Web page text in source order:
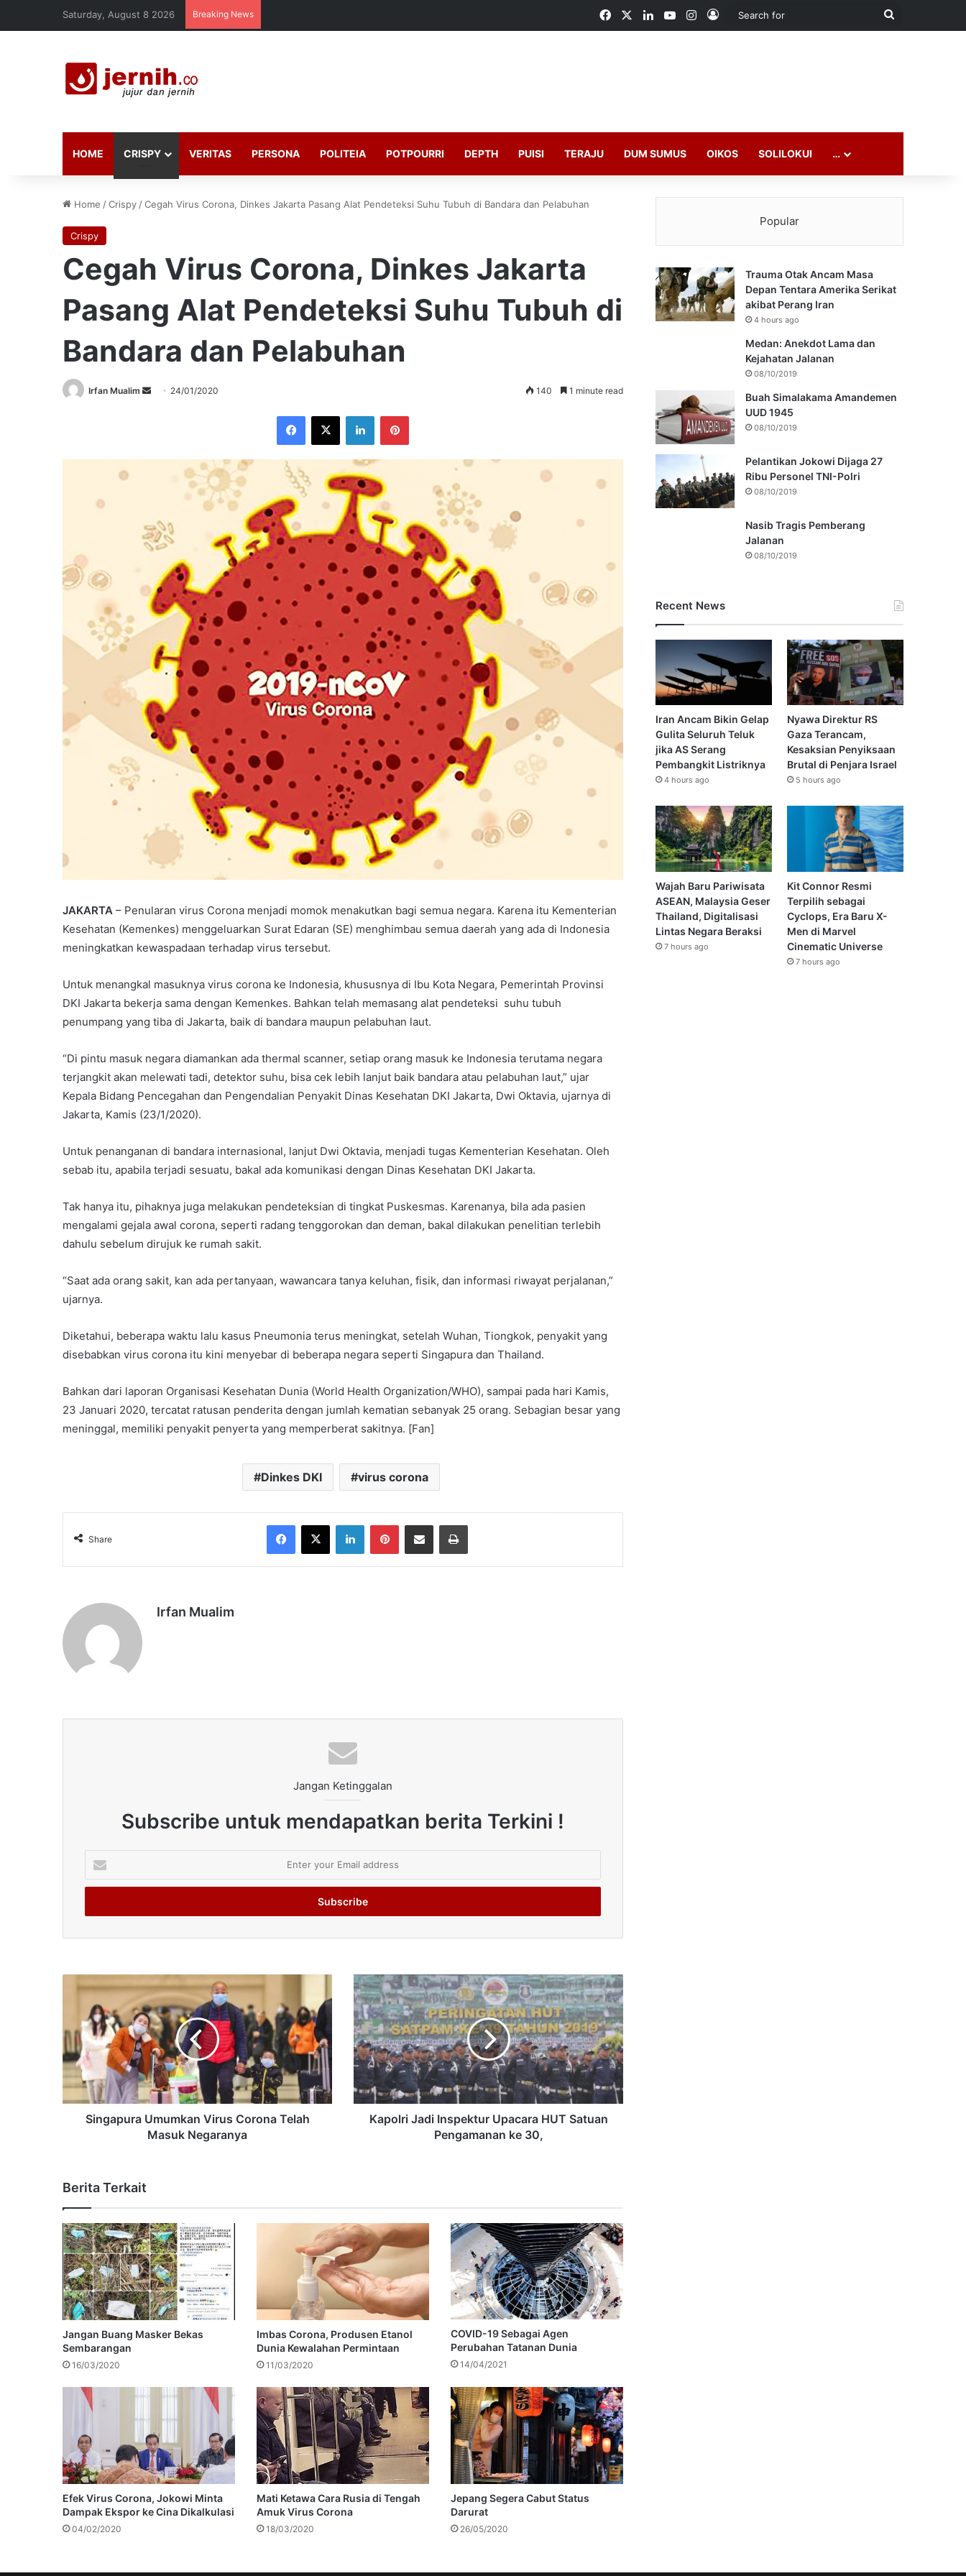
Saturday, August 8 2026 Breaking News FacebookLinkedInYouTubeInstagram
Log In
Search
HOME CRISPY VERITAS PERSONA POLITEIA POTPOURRI DEPTH PUISI TERAJU DUM SUMUS OIKOS SOLILOKUI …
Home /Crispy /Cegah Virus Corona, Dinkes Jakarta Pasang Alat Pendeteksi Suhu Tubuh di Bandara dan Pelabuhan
Crispy
Cegah Virus Corona, Dinkes Jakarta
Pasang Alat Pendeteksi Suhu Tubuh di
Bandara dan Pelabuhan
Irfan Mualim
Send 24/01/2020 140 1 minute read
Facebook
X LinkedInPinterest
JAKARTA – Penularan virus Corona menjadi momok menakutkan bagi semua negara. Karena itu Kementerian
Kesehatan (Kemenkes) menggeluarkan Surat Edaran (SE) menghimbau semua daerah yang ada di Indonesia
meningkatkan kewaspadaan terhadap virus tersebut.
Untuk menangkal masuknya virus corona ke Indonesia, khususnya di Ibu Kota Negara, Pemerintah Provinsi
DKI Jakarta bekerja sama dengan Kemenkes. Bahkan telah memasang alat pendeteksi suhu tubuh
penumpang yang tiba di Jakarta, baik di bandara maupun pelabuhan laut.
“Di pintu masuk negara diamankan ada thermal scanner, setiap orang masuk ke Indonesia terutama negara
terjangkit akan melewati tadi, detektor suhu, bisa cek lebih lanjut baik bandara atau pelabuhan laut,” ujar
Kepala Bidang Pencegahan dan Pengendalian Penyakit Dinas Kesehatan DKI Jakarta, Dwi Oktavia, ujarnya di
Jakarta, Kamis (23/1/2020).
Untuk penanganan di bandara internasional, lanjut Dwi Oktavia, menjadi tugas Kementerian Kesehatan. Oleh
sebab itu, apabila terjadi sesuatu, bakal ada komunikasi dengan Dinas Kesehatan DKI Jakarta.
Tak hanya itu, pihaknya juga melakukan pendeteksian di tingkat Puskesmas. Karenanya, bila ada pasien
mengalami gejala awal corona, seperti radang tenggorokan dan deman, bakal dilakukan penelitian terlebih
dahulu sebelum dirujuk ke rumah sakit.
“Saat ada orang sakit, kan ada pertanyaan, wawancara tanya keluhan, fisik, dan informasi riwayat perjalanan,”
ujarnya.
Diketahui, beberapa waktu lalu kasus Pneumonia terus meningkat, setelah Wuhan, Tiongkok, penyakit yang
disebabkan virus corona itu kini menyebar di beberapa negara seperti Singapura dan Thailand.
Bahkan dari laporan Organisasi Kesehatan Dunia (World Health Organization/WHO), sampai pada hari Kamis,
23 Januari 2020, tercatat ratusan penderita dengan jumlah kematian sebanyak 25 orang. Sebagian besar yang
meninggal, memiliki penyakit penyerta yang memperberat sakitnya. [Fan]
Dinkes DKI virus corona
Share
Facebook
X LinkedInPinterestShare via Email Print
Irfan Mualim
Jangan Ketinggalan
Subscribe untuk mendapatkan berita Terkini !
your
Email
Singapura Umumkan Virus Corona Telah
Masuk Negaranya
Kapolri Jadi Inspektur Upacara HUT Satuan
Pengamanan ke 30,
Berita Terkait
Jangan Buang Masker Bekas
Sembarangan
16/03/2020
Imbas Corona, Produsen Etanol
Dunia Kewalahan Permintaan
11/03/2020
COVID-19 Sebagai Agen
Perubahan Tatanan Dunia
14/04/2021
Efek Virus Corona, Jokowi Minta
Dampak Ekspor ke Cina Dikalkulasi
04/02/2020
Mati Ketawa Cara Rusia di Tengah
Amuk Virus Corona
18/03/2020
Jepang Segera Cabut Status
Darurat
26/05/2020
Popular
Trauma Otak Ancam Masa
Depan Tentara Amerika Serikat
akibat Perang Iran
4 hours ago
Medan: Anekdot Lama dan
Kejahatan Jalanan
08/10/2019
Buah Simalakama Amandemen
UUD 1945
08/10/2019
Pelantikan Jokowi Dijaga 27
Ribu Personel TNI-Polri
08/10/2019
Nasib Tragis Pemberang
Jalanan
08/10/2019
Recent News
Iran Ancam Bikin Gelap
Gulita Seluruh Teluk
jika AS Serang
Pembangkit Listriknya
4 hours ago
Nyawa Direktur RS
Gaza Terancam,
Kesaksian Penyiksaan
Brutal di Penjara Israel
5 hours ago
Wajah Baru Pariwisata
ASEAN, Malaysia Geser
Thailand, Digitalisasi
Lintas Negara Beraksi
7 hours ago
Kit Connor Resmi
Terpilih sebagai
Cyclops, Era Baru X-
Men di Marvel
Cinematic Universe
7 hours ago